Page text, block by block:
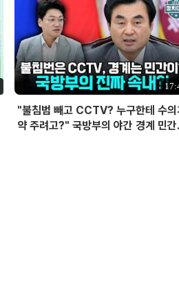
"불침범 빼고 CCTV? 누구한테 수의
약 주려고?" 국방부의 야간 경계 민간